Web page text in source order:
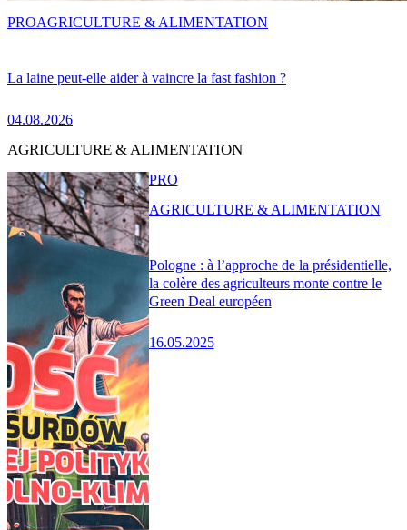
La laine peut-elle aider à vaincre la fast fashion ?
04.08.2026
PROAGRICULTURE & ALIMENTATION
AGRICULTURE & ALIMENTATION
Pologne : à l’approche de la présidentielle,
la colère des agriculteurs monte contre le
Green Deal européen
16.05.2025
PRO
AGRICULTURE & ALIMENTATION